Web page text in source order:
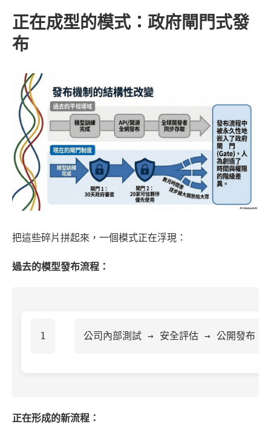
正在成型的模式：政府閘門式發
布
把這些碎片拼起來，一個模式正在浮現：
過去的模型發布流程：
正在形成的新流程：